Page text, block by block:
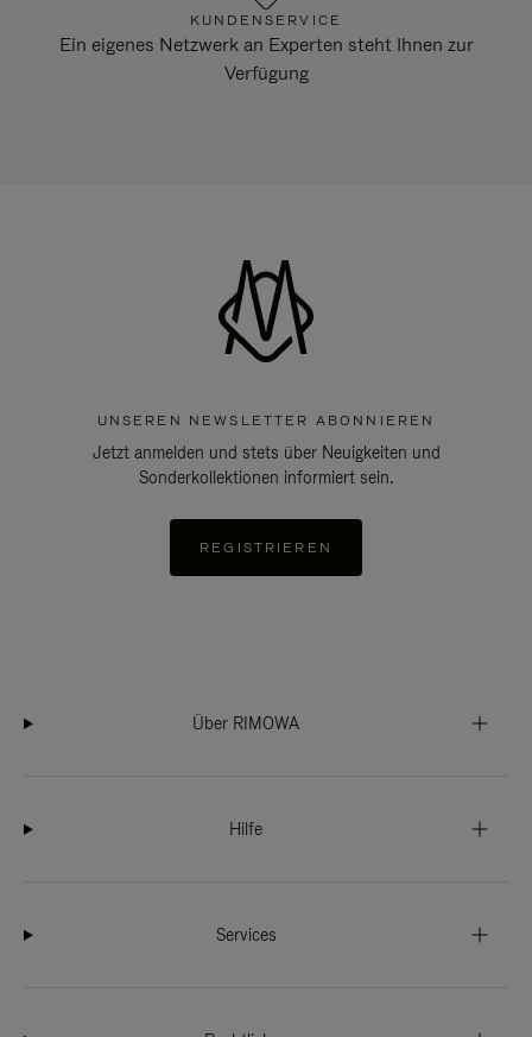
KUNDENSERVICE
Ein eigenes Netzwerk an Experten steht Ihnen zur
Verfügung
UNSEREN NEWSLETTER ABONNIEREN
Jetzt anmelden und stets über Neuigkeiten und
Sonderkollektionen informiert sein.
REGISTRIEREN
Über RIMOWA
Hilfe
Services